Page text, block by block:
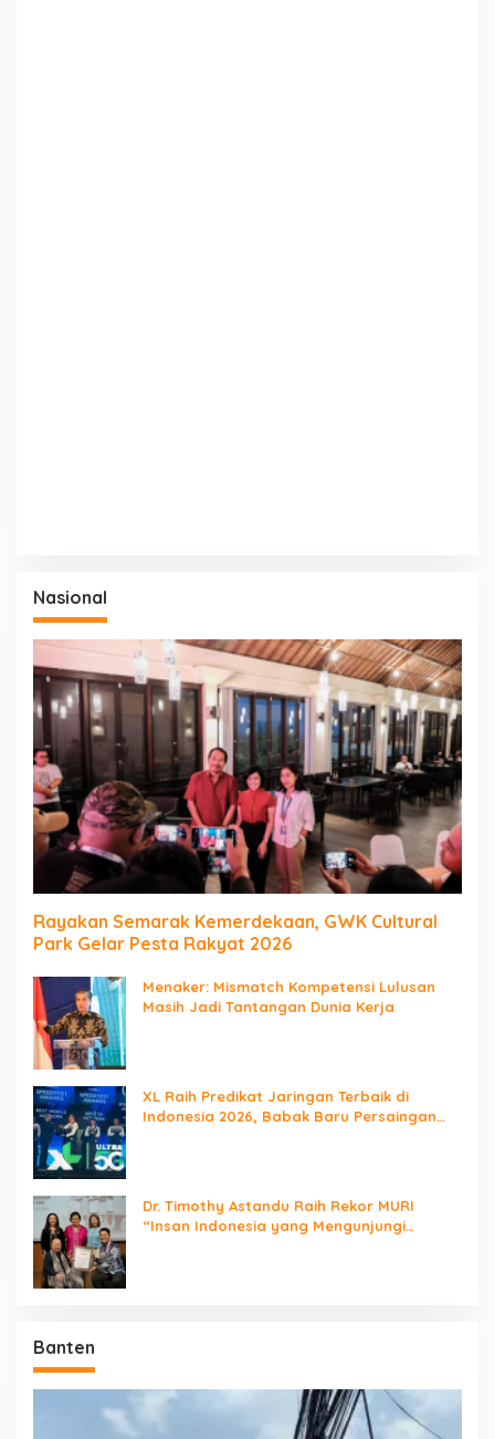
Nasional
Rayakan Semarak Kemerdekaan, GWK Cultural
Park Gelar Pesta Rakyat 2026
Menaker: Mismatch Kompetensi Lulusan
Masih Jadi Tantangan Dunia Kerja
XL Raih Predikat Jaringan Terbaik di
Indonesia 2026, Babak Baru Persaingan
Dr. Timothy Astandu Raih Rekor MURI
“Insan Indonesia yang Mengunjungi
Banten